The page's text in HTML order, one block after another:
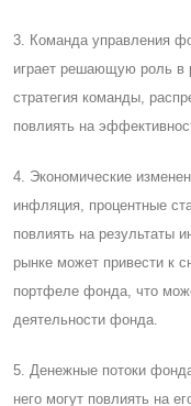
3. Команда управления
играет решающую роль в
стратегия команды,
повлиять на
4. Экономические
инфляция, процентные
повлиять на результаты
рынке может привести к
портфеле фонда, что
деятельности фонда.
5. Денежные потоки
него могут повлиять на